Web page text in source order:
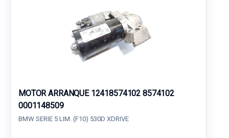
MOTOR ARRANQUE 12418574102 8574102
0001148509
BMW SERIE 5 LIM. (F10) 530D XDRIVE